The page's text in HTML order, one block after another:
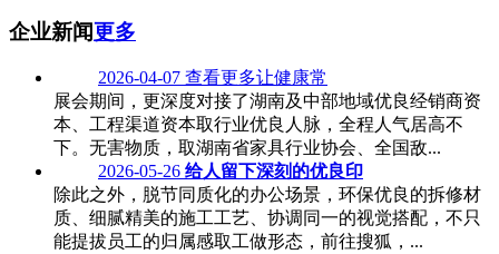
企业新闻更多
2026-04-07 查看更多让健康常
展会期间，更深度对接了湖南及中部地域优良经销商资
本、工程渠道资本取行业优良人脉，全程人气居高不
下。无害物质，取湖南省家具行业协会、全国敌...
2026-05-26 给人留下深刻的优良印
除此之外，脱节同质化的办公场景，环保优良的拆修材
质、细腻精美的施工工艺、协调同一的视觉搭配，不只
能提拔员工的归属感取工做形态，前往搜狐，...